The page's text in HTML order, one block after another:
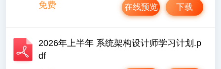
免费 下载
在线预览
2026年上半年 系统架构设计师学习计划.p
df